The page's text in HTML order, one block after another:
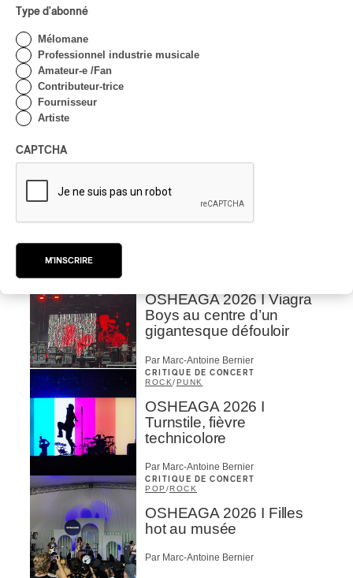
OSHEAGA 2026 I Not For
Radio se réincarne sur la
scène de la Forêt
OSHEAGA 2026 I Viagra
Boys au centre d’un
gigantesque défouloir
Par Marc-Antoine Bernier
CRITIQUE DE CONCERT
ROCK/PUNK
OSHEAGA 2026 I
Turnstile, fièvre
technicolore
Par Marc-Antoine Bernier
CRITIQUE DE CONCERT
POP /ROCK
OSHEAGA 2026 I Filles
hot au musée
Par Marc-Antoine Bernier
Type d'abonné
Mélomane
Professionnel industrie musicale
Amateur-e /Fan
Contributeur-trice
Fournisseur
Artiste
CAPTCHA
M'INSCRIRE